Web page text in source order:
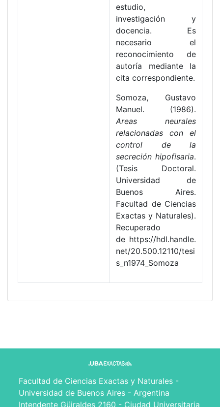
estudio,
investigación y
docencia. Es
necesario el
reconocimiento de
autoría mediante la
cita correspondiente.
Somoza, Gustavo
Manuel. (1986).
Areas neurales
relacionadas con el
control de la
secreción hipofisaria.
(Tesis Doctoral.
Universidad de
Buenos Aires.
Facultad de Ciencias
Exactas y Naturales).
Recuperado
de https://hdl.handle.
net/20.500.12110/tesi
s_n1974_Somoza
Facultad de Ciencias Exactas y Naturales -
Universidad de Buenos Aires - Argentina
Intendente Güiraldes 2160 - Ciudad Universitaria